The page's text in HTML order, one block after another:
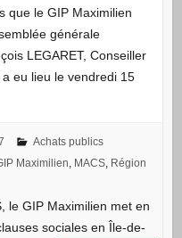
le GIP Maximilien
générale
LEGARET, Conseiller
a eu lieu le vendredi 15
Achats publics
Maximilien, MACS, Région
le GIP Maximilien met en
sociales en Île-de-